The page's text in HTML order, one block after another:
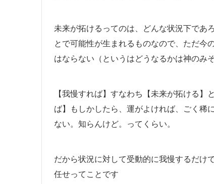
未来が拓けるってのは、どんな状況下であ
とで可能性が生まれるものなので、ただ今
はならない（というはどうなるかは神のみ
【我慢すれば】すなわち【未来が拓ける
ば】もしかしたら、運がよければ、ごく稀
ない。知らんけど。ってくらい。
だから状況に対して受動的に我慢するだけ
任せってことです